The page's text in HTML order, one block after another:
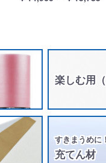
楽しむ用
すきまうめに！
充てん材